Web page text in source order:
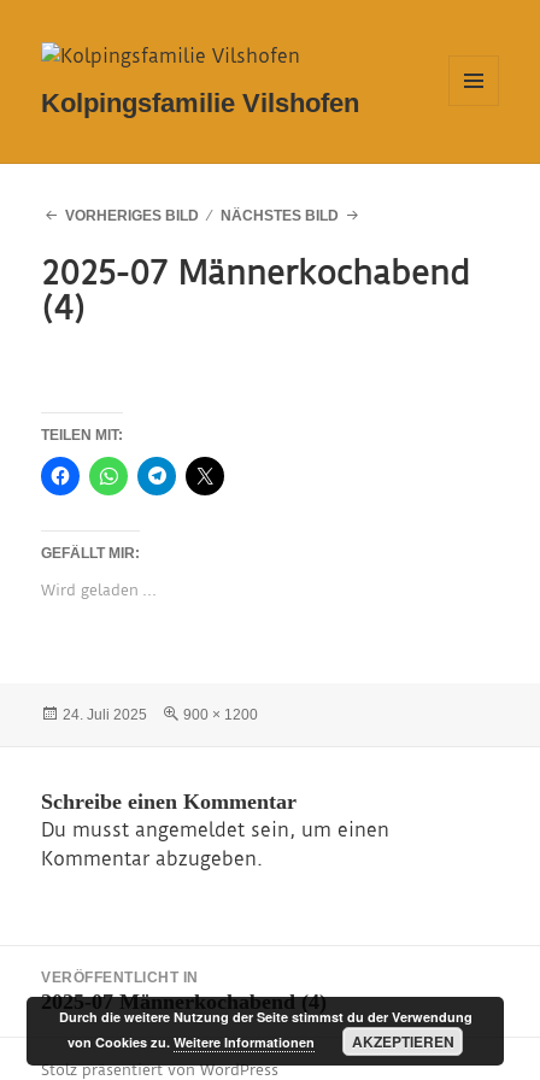
Kolpingsfamilie Vilshofen
VORHERIGES BILD NÄCHSTES BILD
2025-07 Männerkochabend
(4)
TEILEN MIT:
GEFÄLLT MIR:
Wird geladen …
Veröffentlicht
24. Juli 2025 Originalgröße
900 × 1200
Schreibe einen Kommentar
Du musstangemeldet sein, um einen
Kommentar abzugeben.
VERÖFFENTLICHT IN
2025-07 Männerkochabend (4)
Stolz präsentiert von WordPress
Durch die weitere Nutzung der Seite stimmst du der Verwendung
von Cookies zu.Weitere Informationen AKZEPTIEREN